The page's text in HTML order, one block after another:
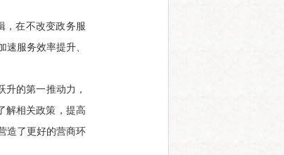
，在不改变政务服
服务效率提升、
升的第一推动力，
解相关政策，提高
造了更好的营商环